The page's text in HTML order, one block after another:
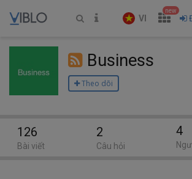
VI
new
Business
Theo dõi
126
Bài viết
2
Câu hỏi
4